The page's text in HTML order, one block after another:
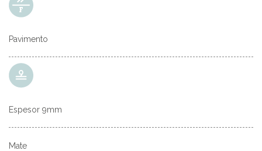
Pavimento
Espesor 9mm
Mate